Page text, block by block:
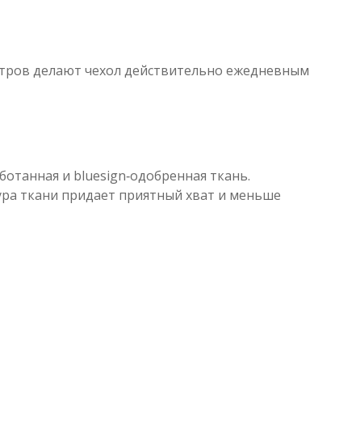
делают чехол действительно ежедневным
и bluesign‑одобренная ткань.
ткани придает приятный хват и меньше